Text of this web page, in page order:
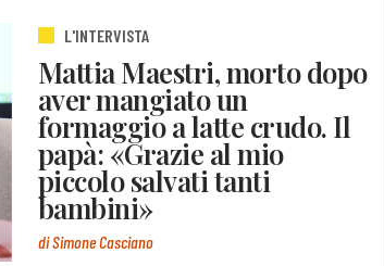
L'INTERVISTA
Mattia Maestri, morto dopo
aver mangiato un
formaggio a latte crudo. Il
papà: «Grazie al mio
piccolo salvati tanti
bambini»
di Simone Casciano